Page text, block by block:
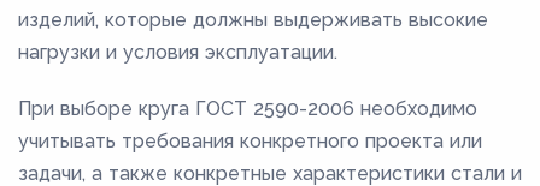
изделий, которые должны выдерживать высокие
нагрузки и условия эксплуатации.
При выборе круга ГОСТ 2590-2006 необходимо
учитывать требования конкретного проекта или
задачи, а также конкретные характеристики стали и